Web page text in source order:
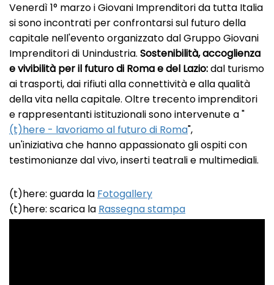
Venerdì 1° marzo i Giovani Imprenditori da tutta Italia
si sono incontrati per confrontarsi sul futuro della
capitale nell'evento organizzato dal Gruppo Giovani
Imprenditori di Unindustria. Sostenibilità, accoglienza
e vivibilità per il futuro di Roma e del Lazio:dal turismo
ai trasporti, dai rifiuti alla connettività e alla qualità
della vita nella capitale. Oltre trecento imprenditori
e rappresentanti istituzionali sono intervenute a"
(t)here - lavoriamo al futuro di Roma",
un'iniziativa che hanno appassionato gli ospiti con
testimonianze dal vivo, inserti teatrali e multimediali.
(t)here: guarda la Fotogallery
(t)here: scarica la Rassegna stampa